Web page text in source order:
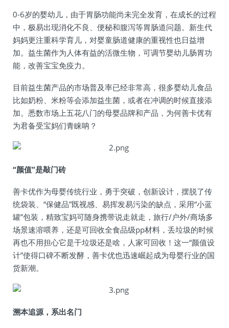
0-6岁的婴幼儿，由于胃肠功能尚未完全发育，在成长的过程
中，极易出现消化不良、便秘和腹泻等胃肠道问题。新生代
妈妈更注重科学育儿，对婴童肠道健康的重视性也日益增
加。益生菌作为人体有益的活微生物，可调节婴幼儿肠胃功
能，改善宝宝免疫力。
目前益生菌产品的市场普及率已经非常高，很多婴幼儿食品
比如奶粉、米粉等会添加益生菌，或者在冲调的时候直接添
加。悉数市场上五花八门的母婴品牌和产品，为何善卡优有
为君备受宝妈们青睐呐？
“颜值”是敲门砖
善卡优作为母婴传统行业，勇于突破，创新设计，摆脱了传
统袋装、“保健品”既视感、易挥发易污染的缺点，采用“小蓝
罐”包装，精致宝妈可随身携带说走就走，旅行/户外/商场多
场景速溶喂养，还是可回收全食品级pp材料，丢垃圾的时候
再也不用担心它是干垃圾还是啥，人家可回收！这一“颜值设
计”使得口碑不断发酵，善卡优也迅速崛起成为母婴行业的国
货新潮。
溯本追源，系出名门